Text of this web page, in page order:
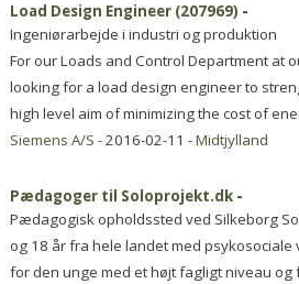
Load Design Engineer (207969) -
Ingeniørarbejde i industri og produktion
For our Loads and Control Department at
looking for a load design engineer to
high level aim of minimizing the cost of
Siemens A/S - 2016-02-11 -Midtjylland
Pædagoger til Soloprojekt.dk -
Pædagogisk opholdssted ved Silkeborg
og 18 år fra hele landet med
for den unge med et højt fagligt niveau